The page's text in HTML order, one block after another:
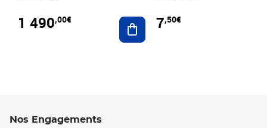
1 490,00€ Ajouter au panier
7,50€
Nos Engagements